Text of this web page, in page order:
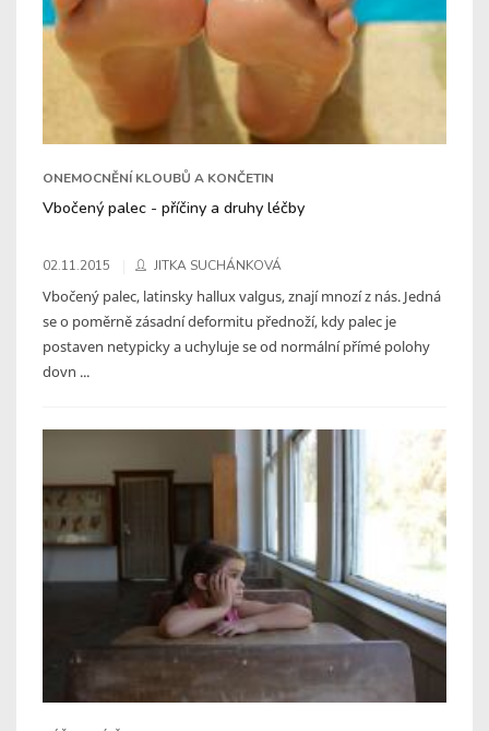
ONEMOCNĚNÍ KLOUBŮ A KONČETIN
Vbočený palec - příčiny a druhy léčby
02.11.2015 JITKA SUCHÁNKOVÁ
Vbočený palec, latinsky hallux valgus, znají mnozí z nás. Jedná
se o poměrně zásadní deformitu přednoží, kdy palec je
postaven netypicky a uchyluje se od normální přímé polohy
dovn ...